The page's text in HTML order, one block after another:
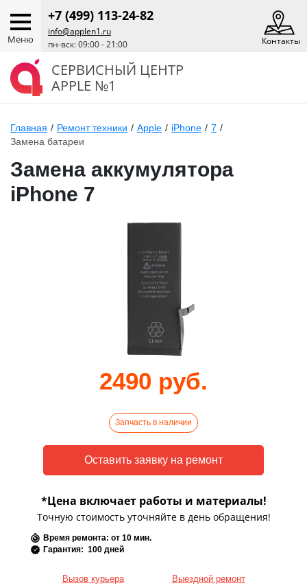
Меню
+7 (499) 113-24-82
info@applen1.ru
пн-вск: 09:00 - 21:00
Контакты
СЕРВИСНЫЙ ЦЕНТР
APPLE №1
Главная / Ремонт техники / Apple / iPhone / 7 /
Замена батареи
Замена аккумулятора
iPhone 7
2490 руб.
Запчасть в наличии
*Цена включает работы и материалы!
Точную стоимость уточняйте в день обращения!
Время ремонта: от 10 мин.
Гарантия: 100 дней
Вызов курьера Выездной ремонт